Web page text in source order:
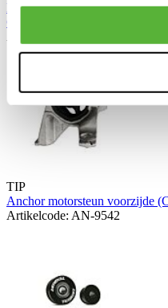
KoyoRad Racing Aluminium
Civic 07-12 FN2)
TIP
Anchor motorsteun voorzijde
Artikelcode: AN-9542